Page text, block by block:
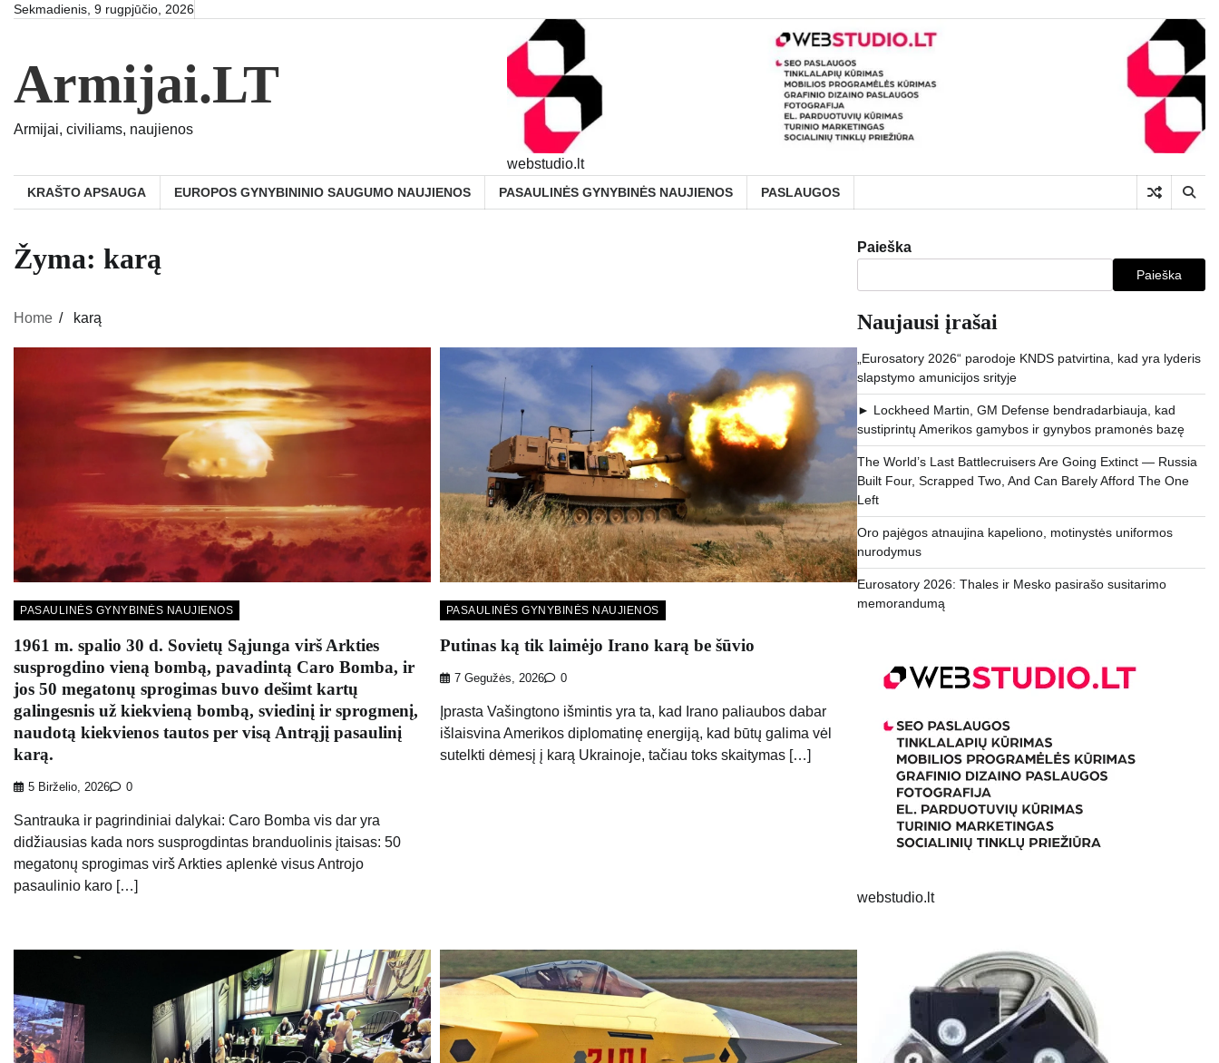
SkipSekmadienis, 9 rugpjūčio, 2026
Armijai.LT
Armijai, civiliams, naujienos
webstudio.lt
KRAŠTO APSAUGA EUROPOS GYNYBININIO SAUGUMO NAUJIENOS PASAULINĖS GYNYBINĖS NAUJIENOS PASLAUGOS
Žyma: karą
Home karą
PASAULINĖS GYNYBINĖS NAUJIENOS
1961 m. spalio 30 d. Sovietų Sąjunga virš Arkties
susprogdino vieną bombą, pavadintą Caro Bomba, ir
jos 50 megatonų sprogimas buvo dešimt kartų
galingesnis už kiekvieną bombą, sviedinį ir sprogmenį,
naudotą kiekvienos tautos per visą Antrąjį pasaulinį
karą.
5 Birželio, 2026 0
Santrauka ir pagrindiniai dalykai: Caro Bomba vis dar yra
didžiausias kada nors susprogdintas branduolinis įtaisas: 50
megatonų sprogimas virš Arkties aplenkė visus Antrojo
pasaulinio karo […]
PASAULINĖS GYNYBINĖS NAUJIENOS
Putinas ką tik laimėjo Irano karą be šūvio
7 Gegužės, 2026 0
Įprasta Vašingtono išmintis yra ta, kad Irano paliaubos dabar
išlaisvina Amerikos diplomatinę energiją, kad būtų galima vėl
sutelkti dėmesį į karą Ukrainoje, tačiau toks skaitymas […]
Paieška
Paieška
Naujausi įrašai
„Eurosatory 2026“ parodoje KNDS patvirtina, kad yra lyderis
slapstymo amunicijos srityje
► Lockheed Martin, GM Defense bendradarbiauja, kad
sustiprintų Amerikos gamybos ir gynybos pramonės bazę
The World’s Last Battlecruisers Are Going Extinct — Russia
Built Four, Scrapped Two, And Can Barely Afford The One
Left
Oro pajėgos atnaujina kapeliono, motinystės uniformos
nurodymus
Eurosatory 2026: Thales ir Mesko pasirašo susitarimo
memorandumą
webstudio.lt